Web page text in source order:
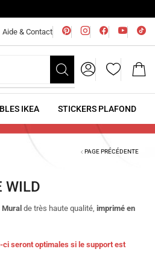
Aide & Contact
IKEA STICKERS PLAFOND
PAGE PRÉCÉDENTE
WILD
de très haute qualité,imprimé en
seront optimales si le support est